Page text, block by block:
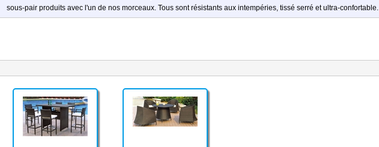
sous-pair produits avec l'un de nos morceaux. Tous sont résistants aux intempéries, tissé serré et ultra-confortable.